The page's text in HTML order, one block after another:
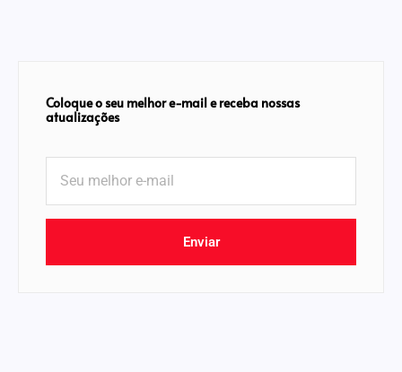
Coloque o seu melhor e-mail e receba nossas
atualizações
Enviar